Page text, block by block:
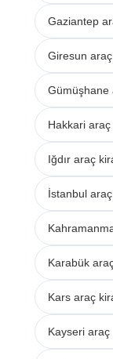
Gaziantep
Giresun
Gümüşhane
Hakkari
Iğdır araç
İstanbul
Karabük
Kars araç
Kayseri